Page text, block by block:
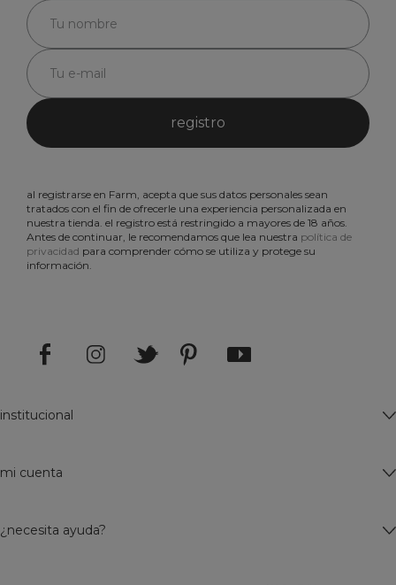
registro
al registrarse en Farm, acepta que sus datos personales sean
tratados con el fin de ofrecerle una experiencia personalizada en
nuestra tienda. el registro está restringido a mayores de 18 años.
Antes de continuar, le recomendamos que lea nuestra política de
privacidad para comprender cómo se utiliza y protege su
información.
institucional
mi cuenta
¿necesita ayuda?